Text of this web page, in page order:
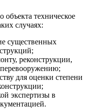
объекта техническое
случаях:
существенных
реконструкции,
для оценки степени
экспертизы в